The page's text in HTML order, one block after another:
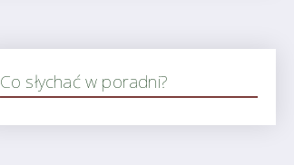
Co słychać w poradni?